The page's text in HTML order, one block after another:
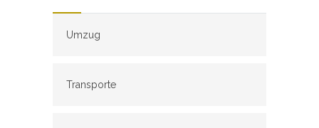
Umzug
Transporte